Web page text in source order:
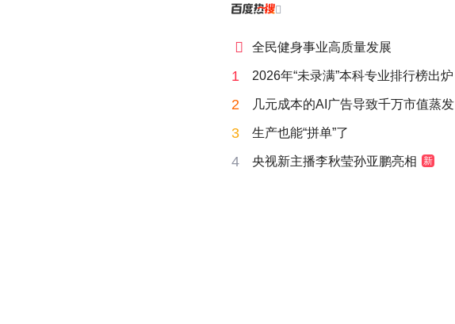

 全民健身事业高质量发展
1 2026年“未录满”本科专业排行榜出炉
2 几元成本的AI广告导致千万市值蒸发
3 生产也能“拼单”了
4 央视新主播李秋莹孙亚鹏亮相 新